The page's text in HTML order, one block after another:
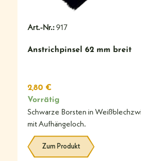
Art.-Nr.:917
Anstrichpinsel 62 mm breit
2,80 €
Vorrätig
Schwarze Borsten in
mit Aufhängeloch.
Zum Produkt